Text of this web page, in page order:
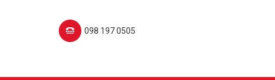
098 197 0505‬